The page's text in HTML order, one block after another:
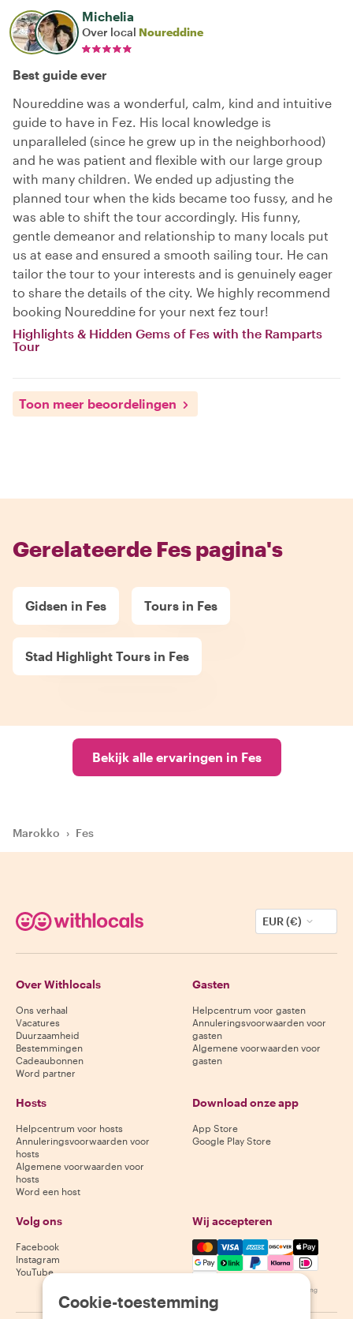
Michelia
Over local Noureddine
Best guide ever
Noureddine was a wonderful, calm, kind and intuitive
guide to have in Fez. His local knowledge is
unparalleled (since he grew up in the neighborhood)
and he was patient and flexible with our large group
with many children. We ended up adjusting the
planned tour when the kids became too fussy, and he
was able to shift the tour accordingly. His funny,
gentle demeanor and relationship to many locals put
us at ease and ensured a smooth sailing tour. He can
tailor the tour to your interests and is genuinely eager
to share the details of the city. We highly recommend
booking Noureddine for your next fez tour!
Highlights & Hidden Gems of Fes with the Ramparts
Tour
Toon meer beoordelingen
Gerelateerde Fes pagina's
Gidsen in Fes Tours in Fes
Stad Highlight Tours in Fes
Bekijk alle ervaringen in Fes
Marokko › Fes
EUR (€)
Over Withlocals
Ons verhaal
Vacatures
Duurzaamheid
Bestemmingen
Cadeaubonnen
Word partner
Gasten
Helpcentrum voor gasten
Annuleringsvoorwaarden voor
gasten
Algemene voorwaarden voor
gasten
Hosts
Helpcentrum voor hosts
Annuleringsvoorwaarden voor
hosts
Algemene voorwaarden voor
hosts
Word een host
Download onze app
App Store
Google Play Store
Volg ons
Facebook
Instagram
YouTube
Wij accepteren
Mastercard, Visa, Amex,
Beschikbaarheid varieert per bestemming
Cookie-toestemming